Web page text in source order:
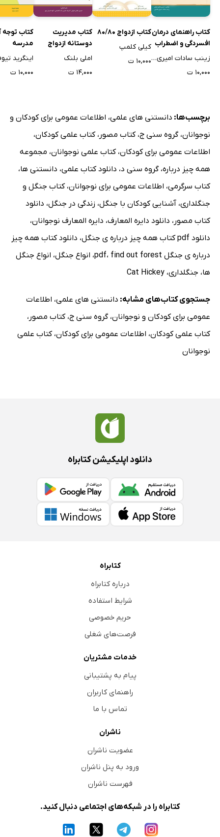
کتاب راهنمای درمان
افسردگی و اضطراب
مبتنی بر پذیرش و زینب سادات امیری هاشمی
۱۰,۰۰۰ ت
کتاب ازدواج 80/80
کیلی کلمپ
۱۰,۰۰۰ ت
کتاب مدیریت
دوستانه ازدواج
املی بلنک
۱۴,۰۰۰ ت
کتاب توجه
مدرسه
اینگرید
۱۰,۰۰۰ ت
برچسب‌ها: دانستنی های علمی، اطلاعات عمومی برای کودکان و
نوجوانان،گروه سنی ج،کتاب مصور ،کتاب علمی کودکان،
اطلاعات عمومی برای کودکان،کتاب علمی نوجوانان، مجموعه
همه چیز درباره،گروه سنی د، دانلود کتاب علمی، دانستنی ها،
کتاب سرگرمی، اطلاعات عمومی برای نوجوانان،کتاب جنگل و
جنگلداری، آشنایی کودکان با جنگل، زندگی در جنگل، دانلود
کتاب مصور ، دانلود دایره المعارف، دایره المعارف نوجوانان،
دانلود pdf کتاب همه چیز درباره ی جنگل
، دانلود کتاب همه چیز
درباره ی جنگل pdf
، find out forest ، انواع جنگل، انواع جنگل
ها، جنگلداری، Cat Hickey
جستجوی کتاب‌های مشابه: دانستنی های علمی، اطلاعات
عمومی برای کودکان و نوجوانان،گروه سنی ج،کتاب مصور ،
کتاب علمی کودکان، اطلاعات عمومی برای کودکان،کتاب علمی
نوجوانان
دانلود اپلیکیشن کتابراه
کتابراه
درباره کتابراه
شرایط استفاده
حریم خصوصی
فرصت‌های شغلی
خدمات مشتریان
پیام به پشتیبانی
راهنمای کاربران
تماس با ما
ناشران
عضویت ناشران
ورود به پنل ناشران
فهرست ناشران
کتابراه را در شبکه‌های اجتماعی دنبال کنید.